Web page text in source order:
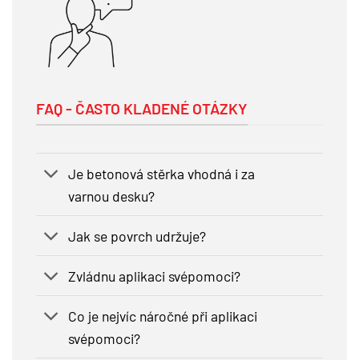
FAQ - ČASTO KLADENÉ OTÁZKY
Je betonová stěrka vhodná i za
varnou desku?
Jak se povrch udržuje?
Zvládnu aplikaci svépomoci?
Co je nejvíc náročné při aplikaci
svépomoci?